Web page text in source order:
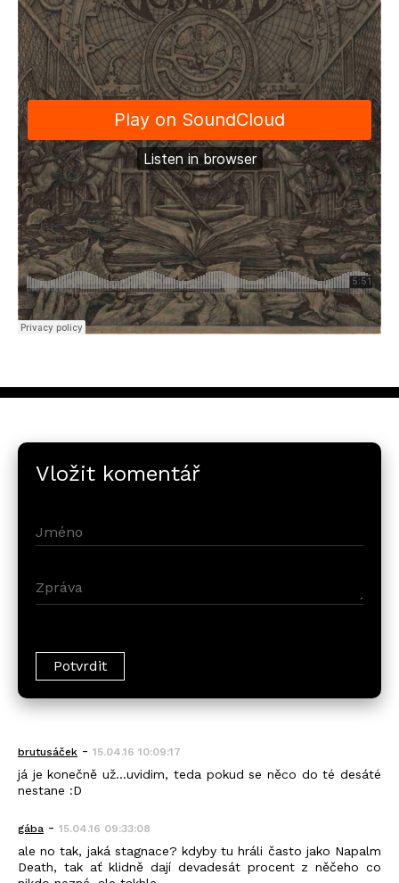
Vložit komentář
brutusáček - 15.04.16 10:09:17
já je konečně už...uvidim, teda pokud se něco do té desáté
nestane :D
gába - 15.04.16 09:33:08
ale no tak, jaká stagnace? kdyby tu hráli často jako Napalm
Death, tak ať klidně dají devadesát procent z něčeho co